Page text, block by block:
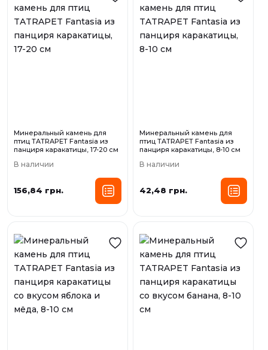
Минеральный камень для
птиц TATRAPET Fantasia из
панциря каракатицы, 17-20 см
В наличии
156,84 грн.
Минеральный камень для
птиц TATRAPET Fantasia из
панциря каракатицы, 8-10 см
В наличии
42,48 грн.